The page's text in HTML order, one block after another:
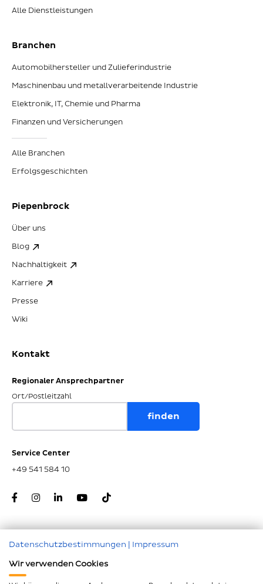
Alle Dienstleistungen
Branchen
Automobilhersteller und Zulieferindustrie
Maschinenbau und metallverarbeitende Industrie
Elektronik, IT, Chemie und Pharma
Finanzen und Versicherungen
Alle Branchen
Erfolgsgeschichten
Piepenbrock
Über uns
Blog
Nachhaltigkeit
Karriere
Presse
Wiki
Kontakt
Regionaler Ansprechpartner
Ort/Postleitzahl
Service Center
+49 541 584 10
Datenschutzbestimmungen | Impressum
Wir verwenden Cookies